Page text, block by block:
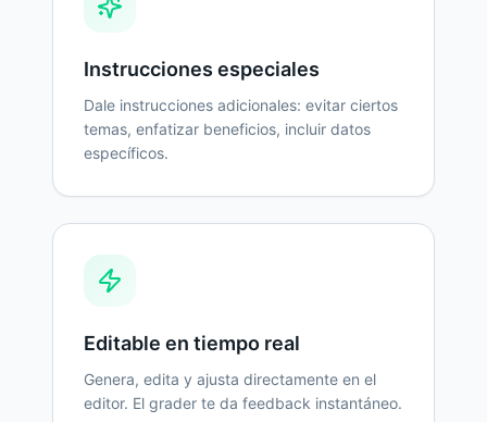
Instrucciones especiales
Dale instrucciones adicionales: evitar ciertos
temas, enfatizar beneficios, incluir datos
específicos.
Editable en tiempo real
Genera, edita y ajusta directamente en el
editor. El grader te da feedback instantáneo.